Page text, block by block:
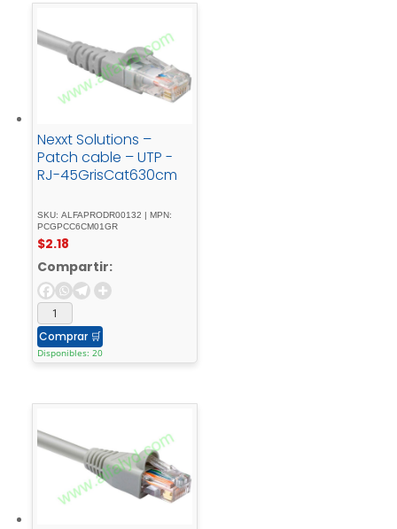
Nexxt Solutions –
Patch cable – UTP -
RJ-45GrisCat630cm
SKU: ALFAPRODR00132 | MPN:
PCGPCC6CM01GR
$2.18
Compartir:
Comprar 🛒
Disponibles: 20